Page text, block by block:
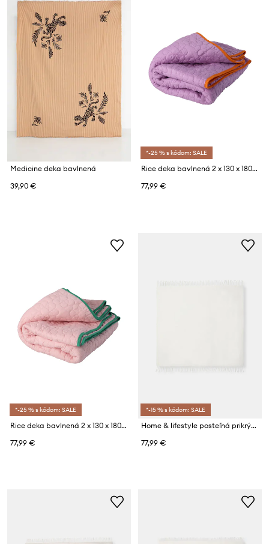
Medicine deka bavlnená
39,90 €
*-25 % s kódom: SALE
Rice deka bavlnená 2 x 130 x 180 cm
77,99 €
*-25 % s kódom: SALE
Rice deka bavlnená 2 x 130 x 180 cm
77,99 €
*-15 % s kódom: SALE
Home & lifestyle posteľná prikrývka s prímesou vlny 140 x 170 cm
77,99 €